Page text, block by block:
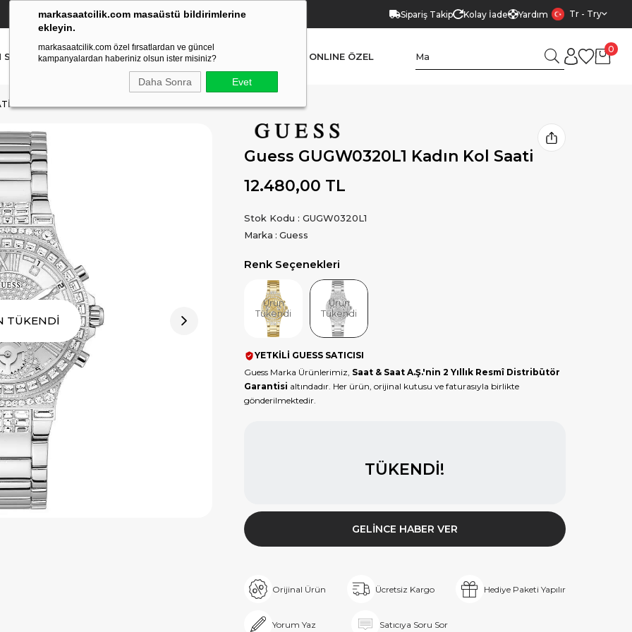
markasaatcilik.com masaüstü bildirimlerine
ekleyin.
markasaatcilik.com özel fırsatlardan ve güncel
kampanyalardan haberiniz olsun ister misiniz?
Daha Sonra Evet
YETKİLİ SATICI (Ücretsiz Kargo Ve İade) Sipariş Takip Kolay İade Yardım Tr - Try
ERKEK SAAT AKILLI SAAT ONLINE ÖZEL
0
TÜKENDİ
Guess GUGW0320L1 Kadın Kol Saati
12.480,00 TL
Stok Kodu
GUGW0320L1
Marka : Guess
Renk Seçenekleri
Ürün
Tükendi
Ürün
Tükendi
YETKİLİ GUESS SATICISI
Guess Marka Ürünlerimiz, Saat & Saat A.Ş.'nin 2 Yıllık Resmî Distribütör
Garantisi altındadır. Her ürün, orijinal kutusu ve faturasıyla birlikte
gönderilmektedir.
TÜKENDI!
GELINCE HABER VER
Orijinal Ürün Ücretsiz Kargo Hediye Paketi Yapılır
Yorum Yaz Satıcıya Soru Sor